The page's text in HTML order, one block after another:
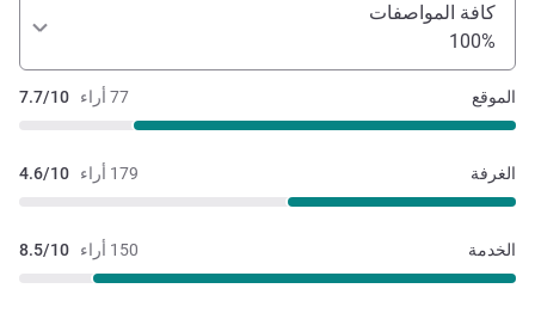
كافة المواصفات
100%
77 أراء 7.7/10 الموقع
179 أراء 4.6/10 الغرفة
150 أراء 8.5/10 الخدمة